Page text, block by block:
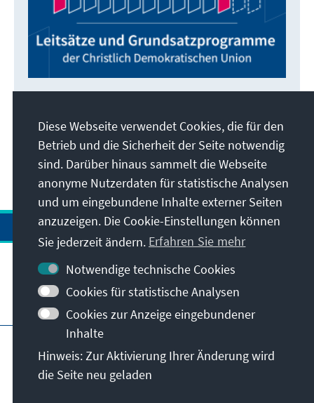
Besuchen Sie auch
Impressum
Nutzungsbedingungen
Erklärung zur Barrierefreiheit
Diese Webseite verwendet Cookies, die für den
Betrieb und die Sicherheit der Seite notwendig
sind. Darüber hinaus sammelt die Webseite
anonyme Nutzerdaten für statistische Analysen
und um eingebundene Inhalte externer Seiten
anzuzeigen. Die Cookie-Einstellungen können
Sie jederzeit ändern. Erfahren Sie mehr
Notwendige technische Cookies
Cookies für statistische Analysen
Cookies zur Anzeige eingebundener
Inhalte
Hinweis: Zur Aktivierung Ihrer Änderung wird
die Seite neu geladen